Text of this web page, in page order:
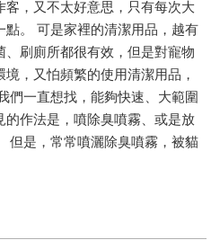
，又不太好意思，只有每次大
。 可是家裡的清潔用品，越有
刷廁所都很有效，但是對寵物
，又怕頻繁的使用清潔用品，
們一直想找，能夠快速、大範圍
的作法是，噴除臭噴霧、或是放
但是，常常噴灑除臭噴霧，被貓